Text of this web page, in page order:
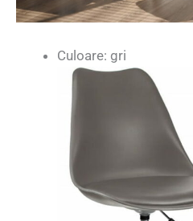
Culoare: gri